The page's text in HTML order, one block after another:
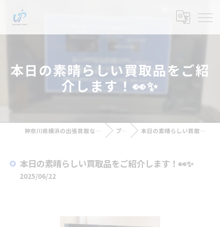
本日の素晴らしい買取品をご紹
介します！👀✨
神奈川県横浜の出張買取なら出張買取アップラスト ブログ 本日の素晴らしい買取品をご紹介します！👀✨
本日の素晴らしい買取品をご紹介します！👀✨
2025/06/22